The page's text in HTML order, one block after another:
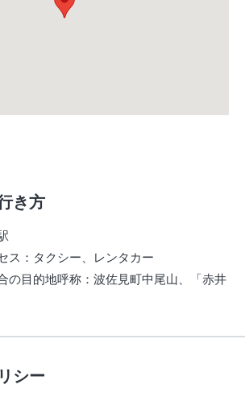
き方
ス ： タクシー、レンタカー
の目的地呼称 ： 波佐見町中尾山、「赤井
シー